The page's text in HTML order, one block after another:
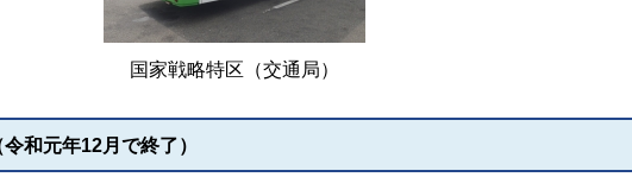
国家戦略特区（交通局）
和元年12月で終了）